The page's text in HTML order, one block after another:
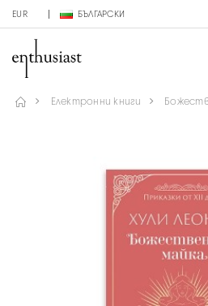
EUR БЪЛГАРСКИ
Електронни книги